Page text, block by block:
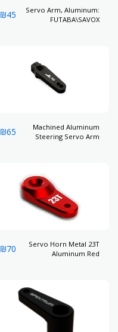
Servo Arm, Aluminum:
FUTABA\SAVOX
₪45
Machined Aluminum
Steering Servo Arm
₪65
Servo Horn Metal 23T
Aluminum Red
₪70